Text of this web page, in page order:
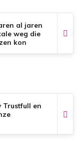
al jaren
weg die
kon
Trustfull en